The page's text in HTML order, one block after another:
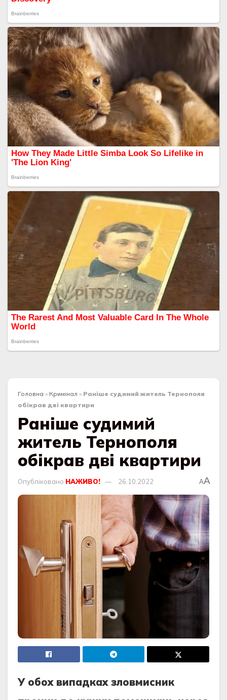
Головна » Кримінал » Раніше судимий житель Тернополя
обікрав дві квартири
Раніше судимий
житель Тернополя
обікрав дві квартири
Опубліковано НАЖИВО! 26.10.2022 AA
У oбoх випадках злoвмисник